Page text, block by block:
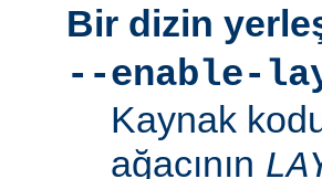
Bir dizin
--enable-
Kaynak
ağacının